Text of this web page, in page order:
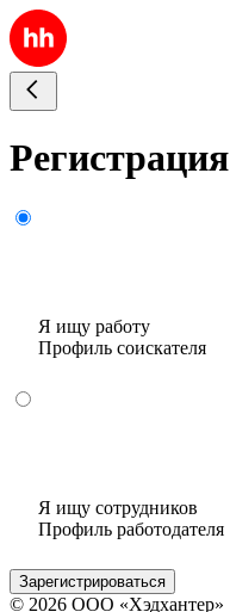
Регистрация
Я ищу работу
Профиль соискателя
Я ищу сотрудников
Профиль работодателя
Зарегистрироваться
© 2026 ООО «Хэдхантер»